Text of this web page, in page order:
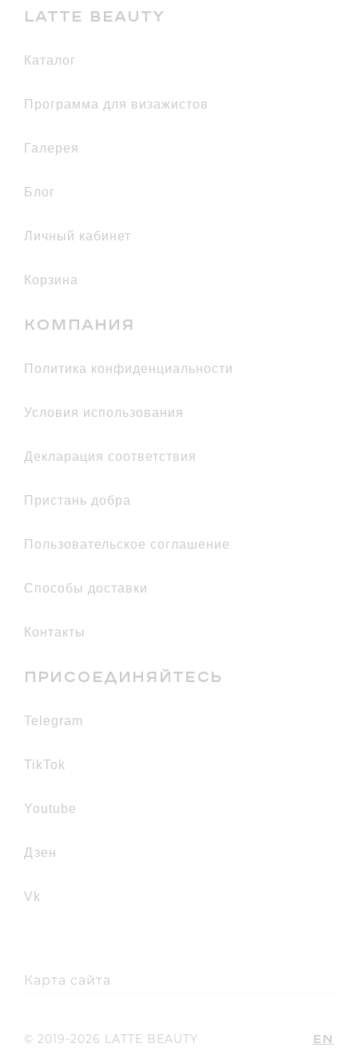
LATTE BEAUTY
каталог
Программа для визажистов
галерея
Блог
Личный кабинет
Корзина
КОМПАНИЯ
политика конфиденциальности
условия использования
декларация соответствия
Пристань добра
Пользовательское соглашение
Способы доставки
Контакты
ПРИСОЕДИНЯЙТЕСЬ
telegram
TikTok
youtube
дзен
vk
Карта сайта
© 2019-2026 LATTE BEAUTY EN